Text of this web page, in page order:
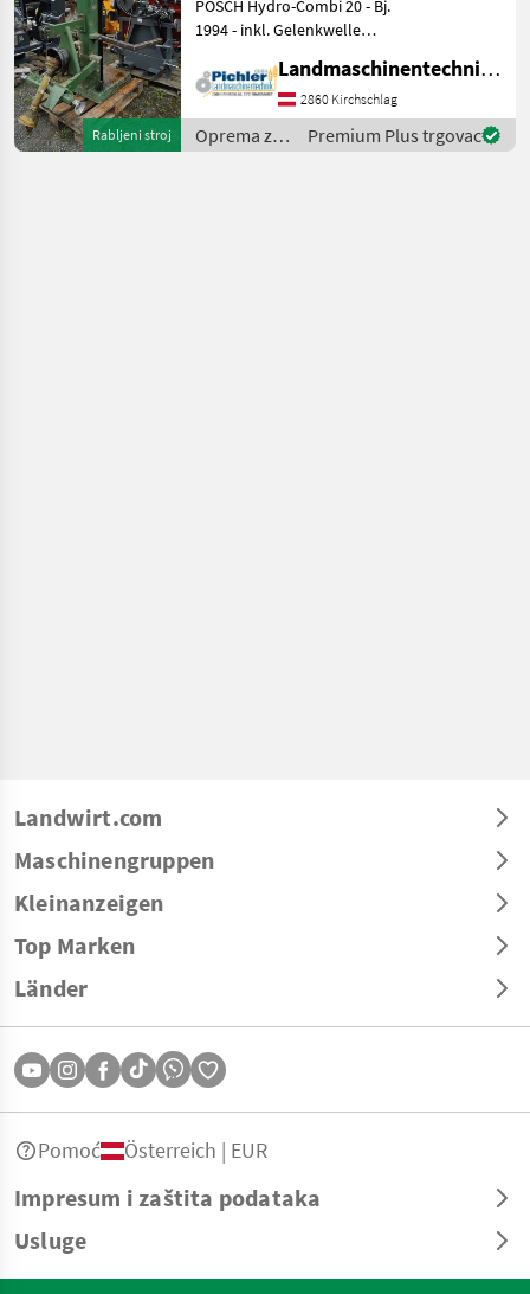
Rabljeni stroj
POSCH Hydro-Combi 20 - Bj.
1994 - inkl. Gelenkwelle
Zustand! Der Holzspalter
der Marke Posch, Modell
POSCH Hydro-Combi 20, ist
ein
Landmaschinentechnik Pichler GmbH
2860 Kirchschlag
Oprema za
šumu i
Premium Plus trgovac
Landwirt.com
Maschinengruppen
Kleinanzeigen
Top Marken
Länder
Impresum i zaštita podataka
Usluge
Pomoć Österreich | EUR